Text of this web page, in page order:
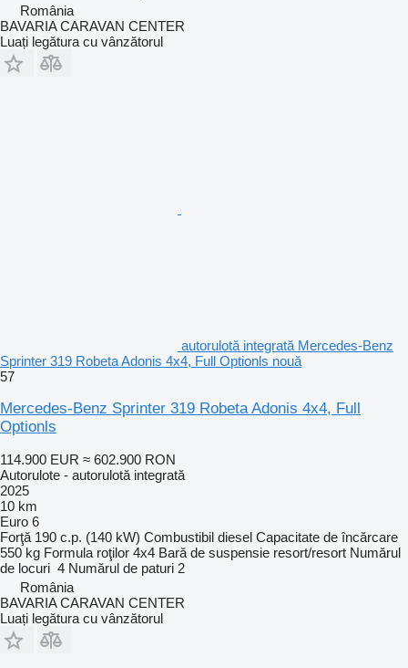
România
BAVARIA CARAVAN CENTER
Luați legătura cu vânzătorul
autorulotă integrată Mercedes-Benz
Sprinter 319 Robeta Adonis 4x4, Full Optionls nouă
57
Mercedes-Benz Sprinter 319 Robeta Adonis 4x4, Full
Optionls
114.900 EUR ≈ 602.900 RON
Autorulote - autorulotă integrată
2025
10 km
Euro 6
Forţă 190 c.p. (140 kW) Combustibil diesel Capacitate de încărcare
550 kg Formula roţilor 4x4 Bară de suspensie resort/resort Numărul
de locuri 4 Numărul de paturi 2
România
BAVARIA CARAVAN CENTER
Luați legătura cu vânzătorul